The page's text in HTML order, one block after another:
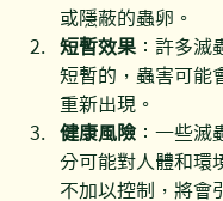
或隱蔽的蟲卵。
短暫效果 ：許多滅
短暫的，蟲害可能
重新出現。
健康風險 ：一些滅
分可能對人體和環
不加以控制，將會